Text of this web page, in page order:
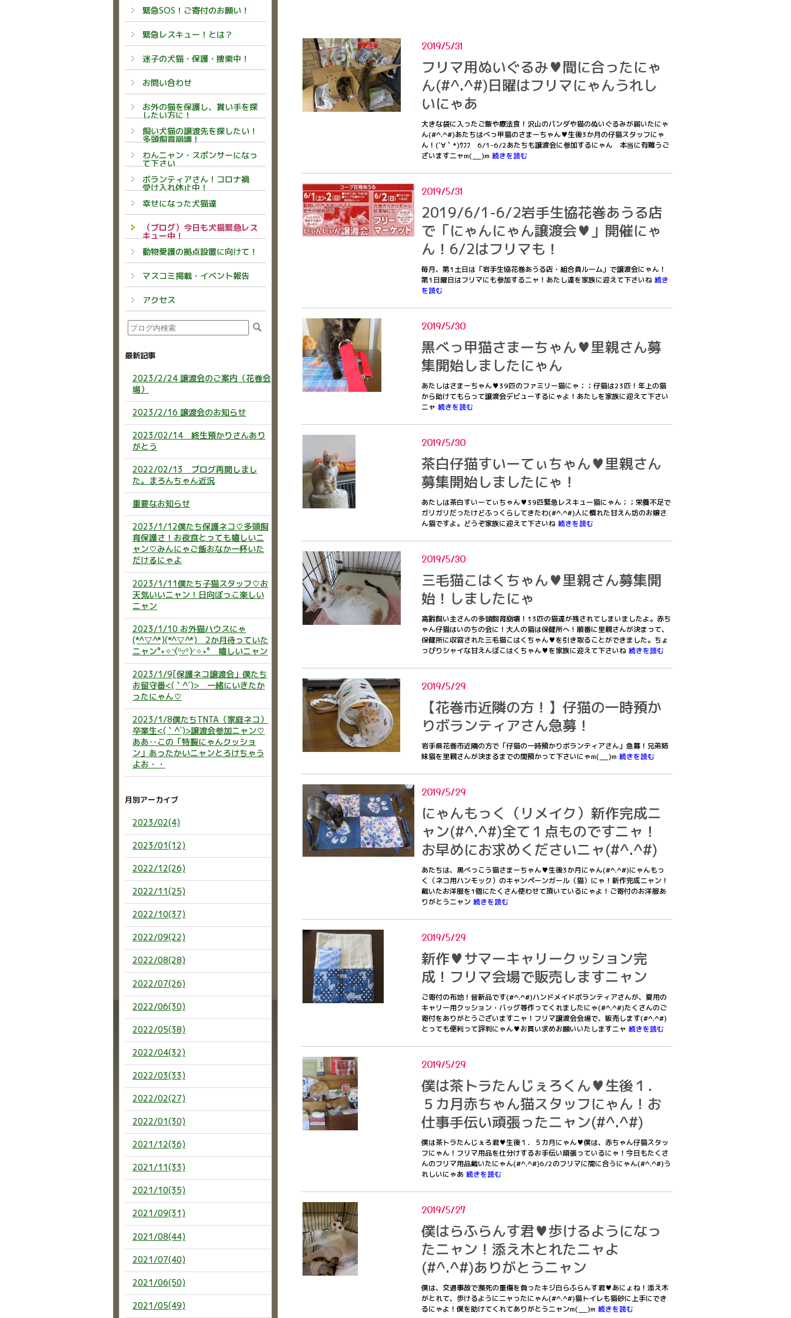
2019/5/31
フリマ用ぬいぐるみ♥間に合ったにゃ
ん(#^.^#)日曜はフリマにゃんうれし
いにゃあ
大きな袋に入ったご飯や療法食！沢山のパンダや猫のぬいぐるみが届いたにゃ
ん(#^.^#)あたちはべっ甲猫のさまーちゃん♥生後3か月の仔猫スタッフにゃ
ん！(´∀｀*)ｳﾌﾌ 6/1-6/2あたちも譲渡会に参加するにゃん 本当に有難うご
ざいますニャm(__)m 続きを読む
2019/5/31
2019/6/1-6/2岩手生協花巻あうる店
で「にゃんにゃん譲渡会♥」開催にゃ
ん！6/2はフリマも！
毎月、第1土日は「岩手生協花巻あうる店・組合員ルーム」で譲渡会にゃん！
第1日曜日はフリマにも参加するニャ！あたし達を家族に迎えて下さいね 続き
を読む
2019/5/30
黒べっ甲猫さまーちゃん♥里親さん募
集開始しましたにゃん
あたしはさまーちゃん♥39匹のファミリー猫にゃ；；仔猫は23匹！年上の猫
から助けてもらって譲渡会デビューするにゃよ！あたしを家族に迎えて下さい
ニャ 続きを読む
2019/5/30
茶白仔猫すいーてぃちゃん♥里親さん
募集開始しましたにゃ！
あたしは茶白すいーてぃちゃん♥39匹緊急レスキュー猫にゃん；；栄養不足で
ガリガリだったけどふっくらしてきたわ(#^.^#)人に慣れた甘えん坊のお嬢さ
ん猫ですよ。どうぞ家族に迎えて下さいね 続きを読む
2019/5/30
三毛猫こはくちゃん♥里親さん募集開
始！しましたにゃ
高齢飼い主さんの多頭飼育崩壊！13匹の猫達が残されてしまいましたよ。赤ち
ゃん仔猫はいのちの会に！大人の猫は保健所へ！順番に里親さんが決まって、
保健所に収容された三毛猫こはくちゃん♥を引き取ることができました。ちょ
っぴりシャイな甘えんぼこはくちゃん♥を家族に迎えて下さいね 続きを読む
2019/5/29
【花巻市近隣の方！】仔猫の一時預か
りボランティアさん急募！
岩手県花巻市近隣の方で「仔猫の一時預かりボランティアさん」急募！兄弟姉
妹猫を里親さんが決まるまでの間預かって下さいにゃm(__)m 続きを読む
2019/5/29
にゃんもっく（リメイク）新作完成ニ
ャン(#^.^#)全て１点ものですニャ！
お早めにお求めくださいニャ(#^.^#)
あたちは、黒べっこう猫さまーちゃん♥生後3か月にゃん(#^.^#)にゃんもっ
く（ネコ用ハンモック）のキャンペーンガール（猫）にゃ！新作完成ニャン！
戴いたお洋服を1個にたくさん使わせて頂いているにゃよ！ご寄付のお洋服あ
りがとうニャン 続きを読む
2019/5/29
新作♥サマーキャリークッション完
成！フリマ会場で販売しますニャン
ご寄付の布地！皆新品です(#^.^#)ハンドメイドボランティアさんが、夏用の
キャリー用クッション・バッグ等作ってくれましたにゃ(#^.^#)たくさんのご
寄付をありがとうございますニャ！フリマ譲渡会会場で、販売します(#^.^#)
とっても便利って評判にゃん♥お買い求めお願いいたしますニャ 続きを読む
2019/5/29
僕は茶トラたんじぇろくん♥生後１．
５カ月赤ちゃん猫スタッフにゃん！お
仕事手伝い頑張ったニャン(#^.^#)
僕は茶トラたんじぇろ君♥生後１．５カ月にゃん♥僕は、赤ちゃん仔猫スタッ
フにゃん！フリマ用品を仕分けするお手伝い頑張っているにゃ！今日もたくさ
んのフリマ用品戴いたにゃん(#^.^#)6/2のフリマに間に合うにゃん(#^.^#)う
れしいにゃあ 続きを読む
2019/5/27
僕はらふらんす君♥歩けるようになっ
たニャン！添え木とれたニャよ
(#^.^#)ありがとうニャン
僕は、交通事故で瀕死の重傷を負ったキジ白らふらんす君♥あにょね！添え木
がとれて、歩けるようにニャったにゃん(#^.^#)猫トイレも猫砂に上手にでき
るにゃよ！僕を助けてくれてありがとうニャンm(__)m 続きを読む
緊急SOS！ご寄付のお願い！
緊急レスキュー！とは？
迷子の犬猫・保護・捜索中！
お問い合わせ
お外の猫を保護し、貰い手を探
したい方に！
飼い犬猫の譲渡先を探したい！
多頭飼育崩壊！
わんニャン・スポンサーになっ
て下さい
ボランティアさん！コロナ禍
受け入れ休止中！
幸せになった犬猫達
（ブログ）今日も犬猫緊急レス
キュー中！
動物愛護の拠点設置に向けて！
マスコミ掲載・イベント報告
アクセス
最新記事
2023/2/24 譲渡会のご案内（花巻会
場）
2023/2/16 譲渡会のお知らせ
2023/02/14 終生預かりさんあり
がとう
2022/02/13 ブログ再開しまし
た。まろんちゃん近況
重要なお知らせ
2023/1/12僕たち保護ネコ♡多頭飼
育保護さ！お夜食とっても嬉しいニ
ャン♡みんにゃご飯おなか一杯いた
だけるにゃよ
2023/1/11僕たち子猫スタッフ♡お
天気いいニャン！日向ぼっこ楽しい
ニャン
2023/1/10 お外猫ハウスにゃ
(*^▽^*)(*^▽^*) 2か月待っていた
ニャン°˖✧◝(⁰▿⁰)◜✧˖° 嬉しいニャン
2023/1/9[保護ネコ譲渡会」僕たち
お留守番<(｀^´)> 一緒にいきたか
ったにゃん♡
2023/1/8僕たちTNTA（家庭ネコ）
卒業生<(｀^´)>譲渡会参加ニャン♡
ああ‥この「特製にゃんクッショ
ン」あったかいニャンとろけちゃう
よお・・
月別アーカイブ
2023/02(4)
2023/01(12)
2022/12(26)
2022/11(25)
2022/10(37)
2022/09(22)
2022/08(28)
2022/07(26)
2022/06(30)
2022/05(38)
2022/04(32)
2022/03(33)
2022/02(27)
2022/01(30)
2021/12(36)
2021/11(33)
2021/10(35)
2021/09(31)
2021/08(44)
2021/07(40)
2021/06(50)
2021/05(49)